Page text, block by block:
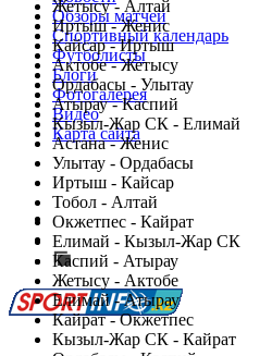
Жетысу - Алтай
Иртыш - Женис
Кайсар - Иртыш
Актобе - Жетысу
Ордабасы - Улытау
Атырау - Каспий
Кызыл-Жар СК - Елимай
Астана - Женис
Улытау - Ордабасы
Иртыш - Кайсар
Тобол - Алтай
Окжетпес - Кайрат
Елимай - Кызыл-Жар СК
Каспий - Атырау
Жетысу - Актобе
Елимай - Атырау
Кайрат - Окжетпес
Кызыл-Жар СК - Кайрат
Обзоры матчей
Спортивный календарь
Футболисты
Блоги
Фотогалерея
Видео
Карта сайта
Есть идея?
Сообщить о мероприятии
Перейти на старый сайт